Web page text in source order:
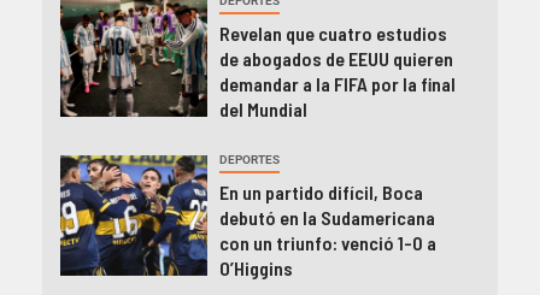
Revelan que cuatro estudios
de abogados de EEUU quieren
demandar a la FIFA por la final
del Mundial
DEPORTES
En un partido difícil, Boca
debutó en la Sudamericana
con un triunfo: venció 1-0 a
O’Higgins